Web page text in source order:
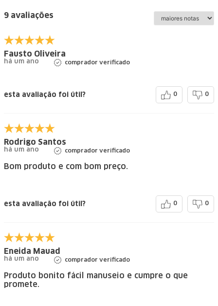
9 avaliações
Fausto Oliveira
há um ano comprador verificado
esta avaliação foi útil? 0 0
Rodrigo Santos
há um ano comprador verificado
Bom produto e com bom preço.
esta avaliação foi útil? 0 0
Eneida Mauad
há um ano comprador verificado
Produto bonito fácil manuseio e cumpre o que
promete.